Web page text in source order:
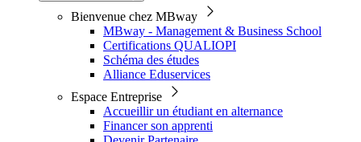
Bienvenue chez MBway
MBway - Management & Business School
Certifications QUALIOPI
Schéma des études
Alliance Eduservices
Espace Entreprise
Accueillir un étudiant en alternance
Financer son apprenti